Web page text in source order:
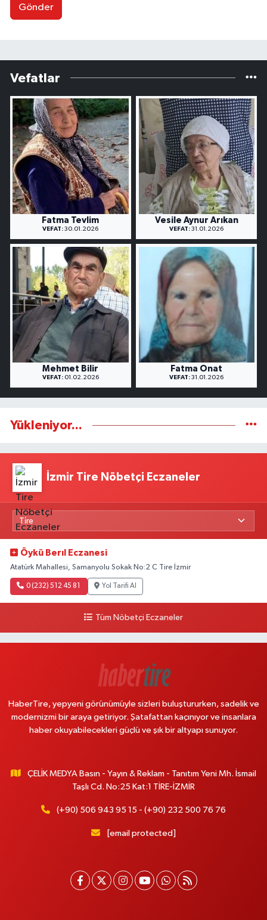
Gönder
Vefatlar
Fatma Tevlim
VEFAT: 30.01.2026
Vesile Aynur Arıkan
VEFAT: 31.01.2026
Mehmet Bilir
VEFAT:01.02.2026
Fatma Onat
VEFAT: 31.01.2026
Yükleniyor...
İzmir Tire Nöbetçi Eczaneler
Öykü Berıl Eczanesi
Atatürk Mahallesi, Samanyolu Sokak No:2 C Tire İzmir
0 (232) 512 45 81 Yol Tarifi Al
Tüm Nöbetçi Eczaneler
HaberTire, yepyeni görünümüyle sizleri buluştururken, sadelik ve
modernizmi bir araya getiriyor. Şatafattan kaçınıyor ve insanlara
haber okuyabilecekleri güçlü ve şık bir altyapı sunuyor.
ÇELİK MEDYA Basın - Yayın & Reklam - Tanıtım Yeni Mh. İsmail
Taşlı Cd. No:25 Kat:1 TİRE-İZMİR
(+90) 506 943 95 15 - (+90) 232 500 76 76
[email protected]